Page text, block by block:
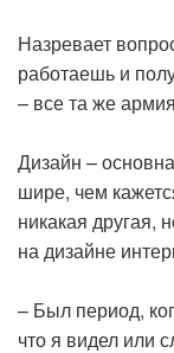
Назревает
работаешь и
– все та же
Дизайн –
шире, чем
никакая другая,
на дизайне
– Был период,
что я видел или